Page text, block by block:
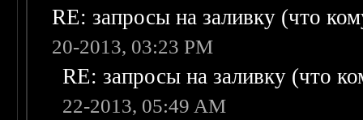
RE: запросы на заливку (что
20-2013, 03:23 PM
RE: запросы на заливку (что
22-2013, 05:49 AM